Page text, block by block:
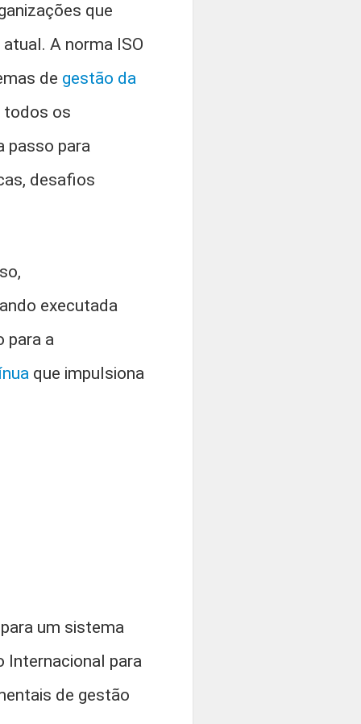
que
A norma ISO
de gestão da
todos os
passo para
desafios
executada
para a
que impulsiona
um sistema
Internacional para
de gestão